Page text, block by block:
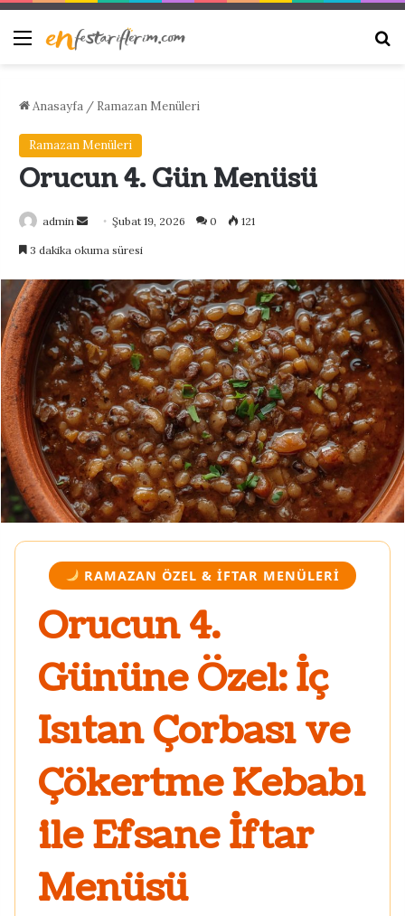
Menü
Anasayfa / Ramazan Menüleri
Ramazan Menüleri
Orucun 4. Gün Menüsü
admin
Bir
göndermek
Şubat 19, 2026 0 121
3 dakika okuma süresi
RAMAZAN ÖZEL & İFTAR MENÜLERI
Orucun 4.
Gününe Özel: İç
Isıtan Çorbası ve
Çökertme Kebabı
ile Efsane İftar
Menüsü